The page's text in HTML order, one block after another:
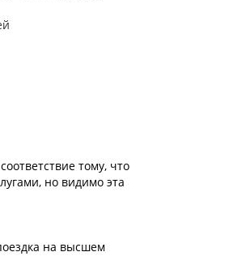
тому, что
но видимо эта
на высшем